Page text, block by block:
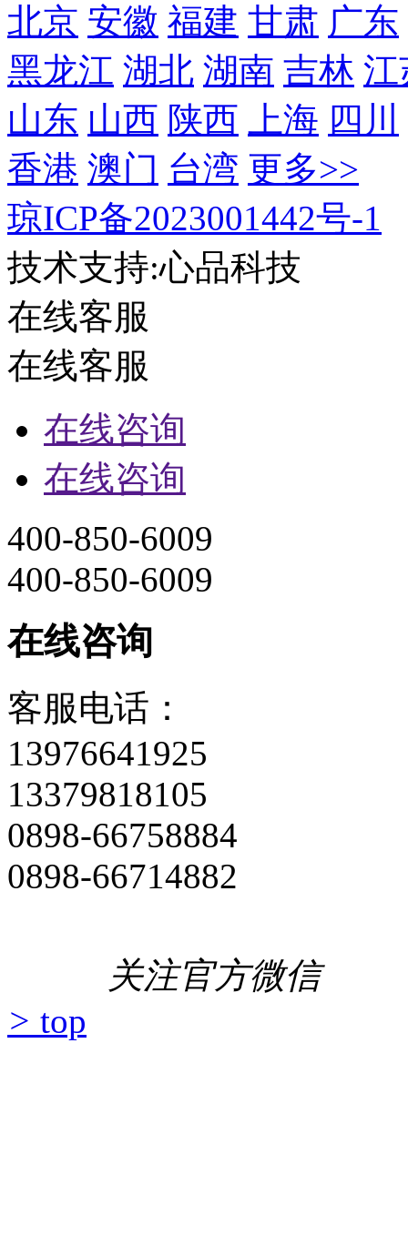
北京 安徽 福建 甘肃 广东
黑龙江 湖北 湖南 吉林 江
山东 山西 陕西 上海 四川
香港 澳门 台湾 更多>>
琼ICP备2023001442号-1
技术支持:心品科技
在线客服
在线客服
在线咨询
在线咨询
400-850-6009
400-850-6009
在线咨询
客服电话：
13976641925
13379818105
0898-66758884
0898-66714882
关注官方微信
> top